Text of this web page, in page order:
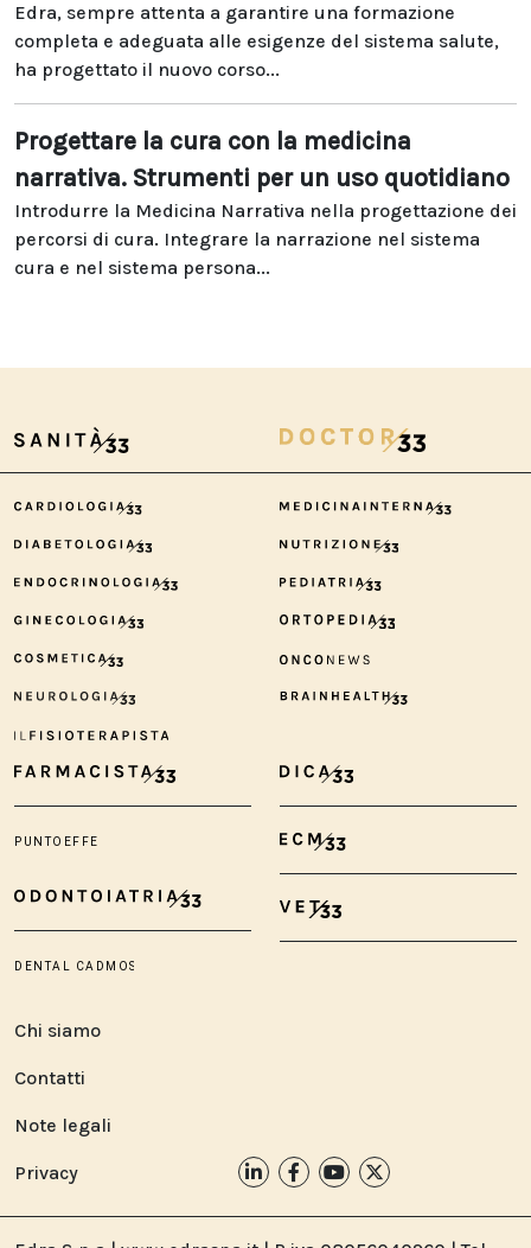
Edra, sempre attenta a garantire una formazione
completa e adeguata alle esigenze del sistema salute,
ha progettato il nuovo corso...
Progettare la cura con la medicina
narrativa. Strumenti per un uso quotidiano
Introdurre la Medicina Narrativa nella progettazione dei
percorsi di cura. Integrare la narrazione nel sistema
cura e nel sistema persona...
Chi siamo
Contatti
Note legali
Privacy